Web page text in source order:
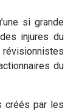
si grande
injures du
du
créés par les